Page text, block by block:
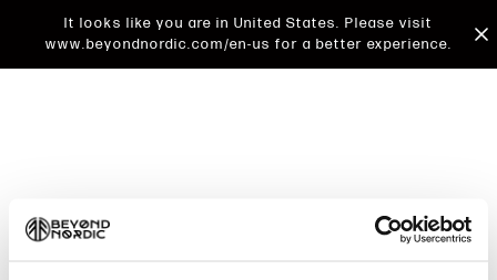
It looks like you are in United States. Please visit
www.beyondnordic.com/en-us for a better experience.